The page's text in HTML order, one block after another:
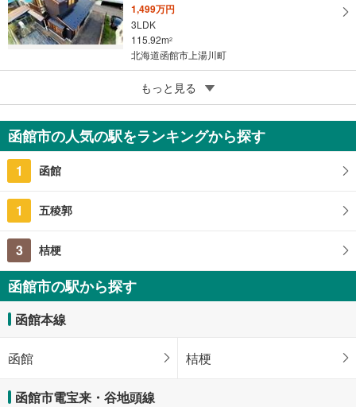
1,499万円
3LDK
115.92m2
北海道函館市上湯川町
成約でもらえる
函館市亀田港町
1,949万円
4SLDK
もっと見る
函館市の人気の駅をランキングから探す
1 函館
1 五稜郭
3 桔梗
函館市の駅から探す
函館本線
函館 桔梗
函館市電宝来・谷地頭線